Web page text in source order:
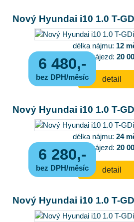
Nový Hyundai i10 1.0 T-
6 480,-
bez DPH/měsíc
délka nájmu: 12
roční nájezd: 20
detail
Nový Hyundai i10 1.0 T-
6 280,-
bez DPH/měsíc
délka nájmu: 24
roční nájezd: 20
detail
Nový Hyundai i10 1.0 T-